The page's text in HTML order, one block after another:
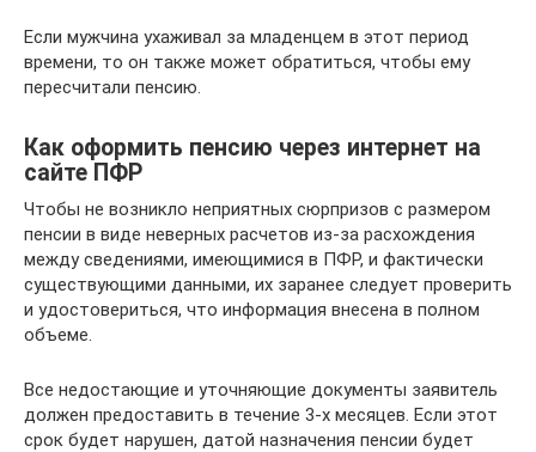
Если мужчина ухаживал за младенцем в этот период
времени, то он также может обратиться, чтобы ему
пересчитали пенсию.
Как оформить пенсию через интернет на
сайте ПФР
Чтобы не возникло неприятных сюрпризов с размером
пенсии в виде неверных расчетов из-за расхождения
между сведениями, имеющимися в ПФР, и фактически
существующими данными, их заранее следует проверить
и удостовериться, что информация внесена в полном
объеме.
Все недостающие и уточняющие документы заявитель
должен предоставить в течение 3-х месяцев. Если этот
срок будет нарушен, датой назначения пенсии будет